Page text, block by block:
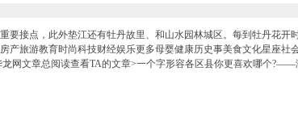
要接点，此外垫江还有牡丹故里、和山水园林城区。每到牡丹花开
产旅游教育时尚科技财经娱乐更多母婴健康历史事美食文化星座社
网文章总阅读查看TA的文章>一个字形容各区县你更喜欢哪个?——